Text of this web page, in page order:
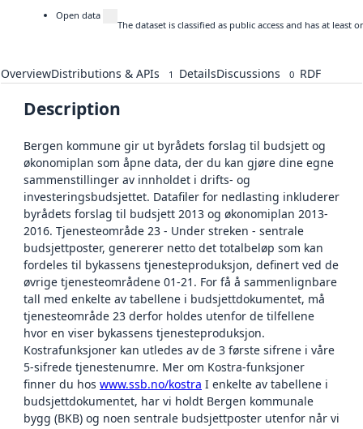
Open data
The dataset is classified as public access and has at
OverviewDistributions & APIs 1 DetailsDiscussions 0 RDF
Description
Bergen kommune gir ut byrådets forslag til budsjett og
økonomiplan som åpne data, der du kan gjøre dine egne
sammenstillinger av innholdet i drifts- og
investeringsbudsjettet. Datafiler for nedlasting inkluderer
byrådets forslag til budsjett 2013 og økonomiplan 2013-
2016. Tjenesteområde 23 - Under streken - sentrale
budsjettposter, genererer netto det totalbeløp som kan
fordeles til bykassens tjenesteproduksjon, definert ved de
øvrige tjenesteområdene 01-21. For få å sammenlignbare
tall med enkelte av tabellene i budsjettdokumentet, må
tjenesteområde 23 derfor holdes utenfor de tilfellene
hvor en viser bykassens tjenesteproduksjon.
Kostrafunksjoner kan utledes av de 3 første sifrene i våre
5-sifrede tjenestenumre. Mer om Kostra-funksjoner
finner du hos www.ssb.no/kostra I enkelte av tabellene i
budsjettdokumentet, har vi holdt Bergen kommunale
bygg (BKB) og noen sentrale budsjettposter utenfor når vi